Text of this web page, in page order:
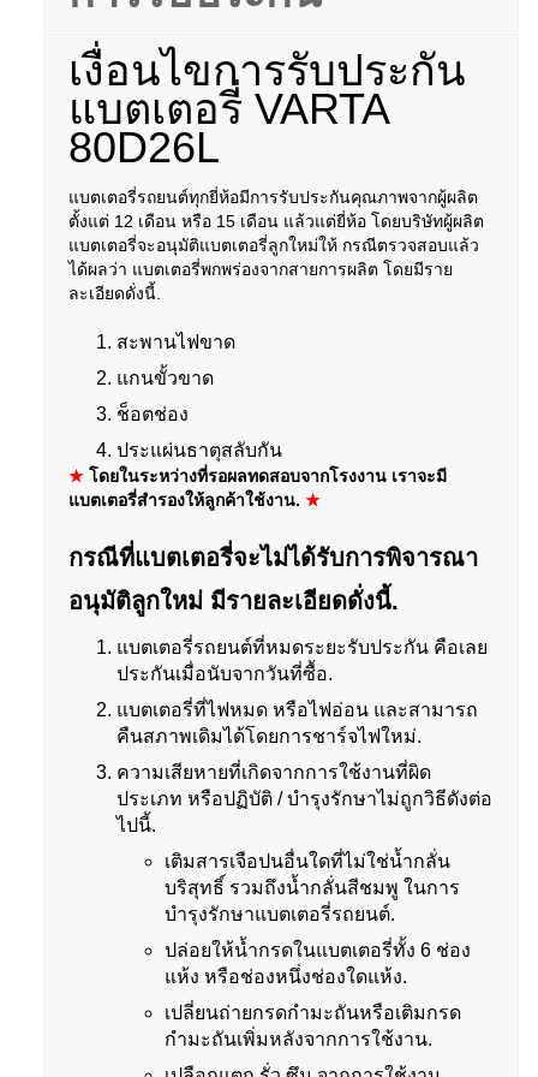
เงื่อนไขการรับประกัน
แบตเตอรี่ VARTA
80D26L
แบตเตอรี่รถยนต์ทุกยี่ห้อมีการรับประกันคุณภาพจากผู้ผลิต
ตั้งแต่ 12 เดือน หรือ 15 เดือน แล้วแต่ยี่ห้อ โดยบริษัทผู้ผลิต
แบตเตอรี่จะอนุมัติแบตเตอรี่ลูกใหม่ให้ กรณีตรวจสอบแล้ว
ได้ผลว่า แบตเตอรี่พกพร่องจากสายการผลิต โดยมีราย
ละเอียดดั่งนี้.
สะพานไฟขาด
แกนขั้วขาด
ช็อตช่อง
ประแผ่นธาตุสลับกัน
★ โดยในระหว่างที่รอผลทดสอบจากโรงงาน เราจะมี
แบตเตอรี่สำรองให้ลูกค้าใช้งาน. ★
กรณีที่แบตเตอรี่จะไม่ได้รับการพิจารณา
อนุมัติลูกใหม่ มีรายละเอียดดั่งนี้.
แบตเตอรี่รถยนต์ที่หมดระยะรับประกัน คือเลย
ประกันเมื่อนับจากวันที่ซื้อ.
แบตเตอรี่ที่ไฟหมด หรือไฟอ่อน และสามารถ
คืนสภาพเดิมได้โดยการชาร์จไฟใหม่.
ความเสียหายที่เกิดจากการใช้งานที่ผิด
ประเภท หรือปฏิบัติ / บำรุงรักษาไม่ถูกวิธีดังต่อ
ไปนี้.
เติมสารเจือปนอื่นใดที่ไม่ใช่น้ำกลั่น
บริสุทธิ์ รวมถึงน้ำกลั่นสีชมพู ในการ
บำรุงรักษาแบตเตอรี่รถยนต์.
ปล่อยให้น้ำกรดในแบตเตอรี่ทั้ง 6 ช่อง
แห้ง หรือช่องหนึ่งช่องใดแห้ง.
เปลี่ยนถ่ายกรดกำมะถันหรือเติมกรด
กำมะถันเพิ่มหลังจากการใช้งาน.